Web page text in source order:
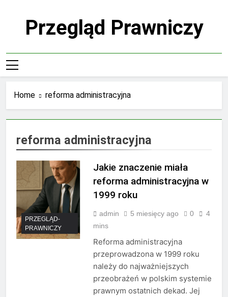
Przegląd Prawniczy
Home reforma administracyjna
reforma administracyjna
PRZEGLĄD-
PRAWNICZY
Jakie znaczenie miała
reforma administracyjna w
1999 roku
admin 5 miesięcy ago 0
4
mins
Reforma administracyjna
przeprowadzona w 1999 roku
należy do najważniejszych
przeobrażeń w polskim systemie
prawnym ostatnich dekad. Jej